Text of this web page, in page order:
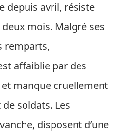
depuis avril, résiste
mois. Malgré ses
remparts,
affaiblie par des
et manque cruellement
soldats. Les
disposent d’une